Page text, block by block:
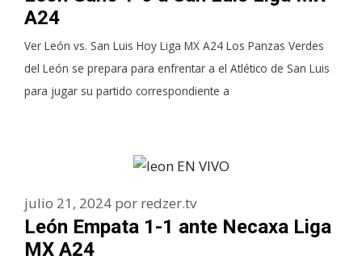
A24
Ver León vs. San Luis Hoy Liga MX A24 Los Panzas Verdes
del León se prepara para enfrentar a el Atlético de San Luis
para jugar su partido correspondiente a
León Empata 1-1 ante Necaxa Liga
MX A24
julio 21, 2024 por redzer.tv